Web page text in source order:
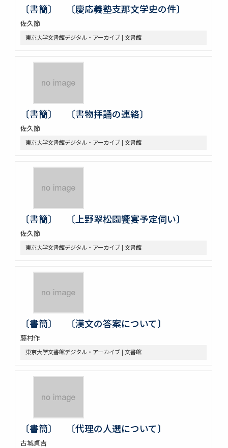
〔書簡〕 〔慶応義塾支那文学史の件〕
佐久節
東京大学文書館デジタル・アーカイブ | 文書館
〔書簡〕 〔書物拝誦の連絡〕
佐久節
東京大学文書館デジタル・アーカイブ | 文書館
〔書簡〕 〔上野翠松園饗宴予定伺い〕
佐久節
東京大学文書館デジタル・アーカイブ | 文書館
〔書簡〕 〔漢文の答案について〕
藤村作
東京大学文書館デジタル・アーカイブ | 文書館
〔書簡〕 〔代理の人選について〕
古城貞吉